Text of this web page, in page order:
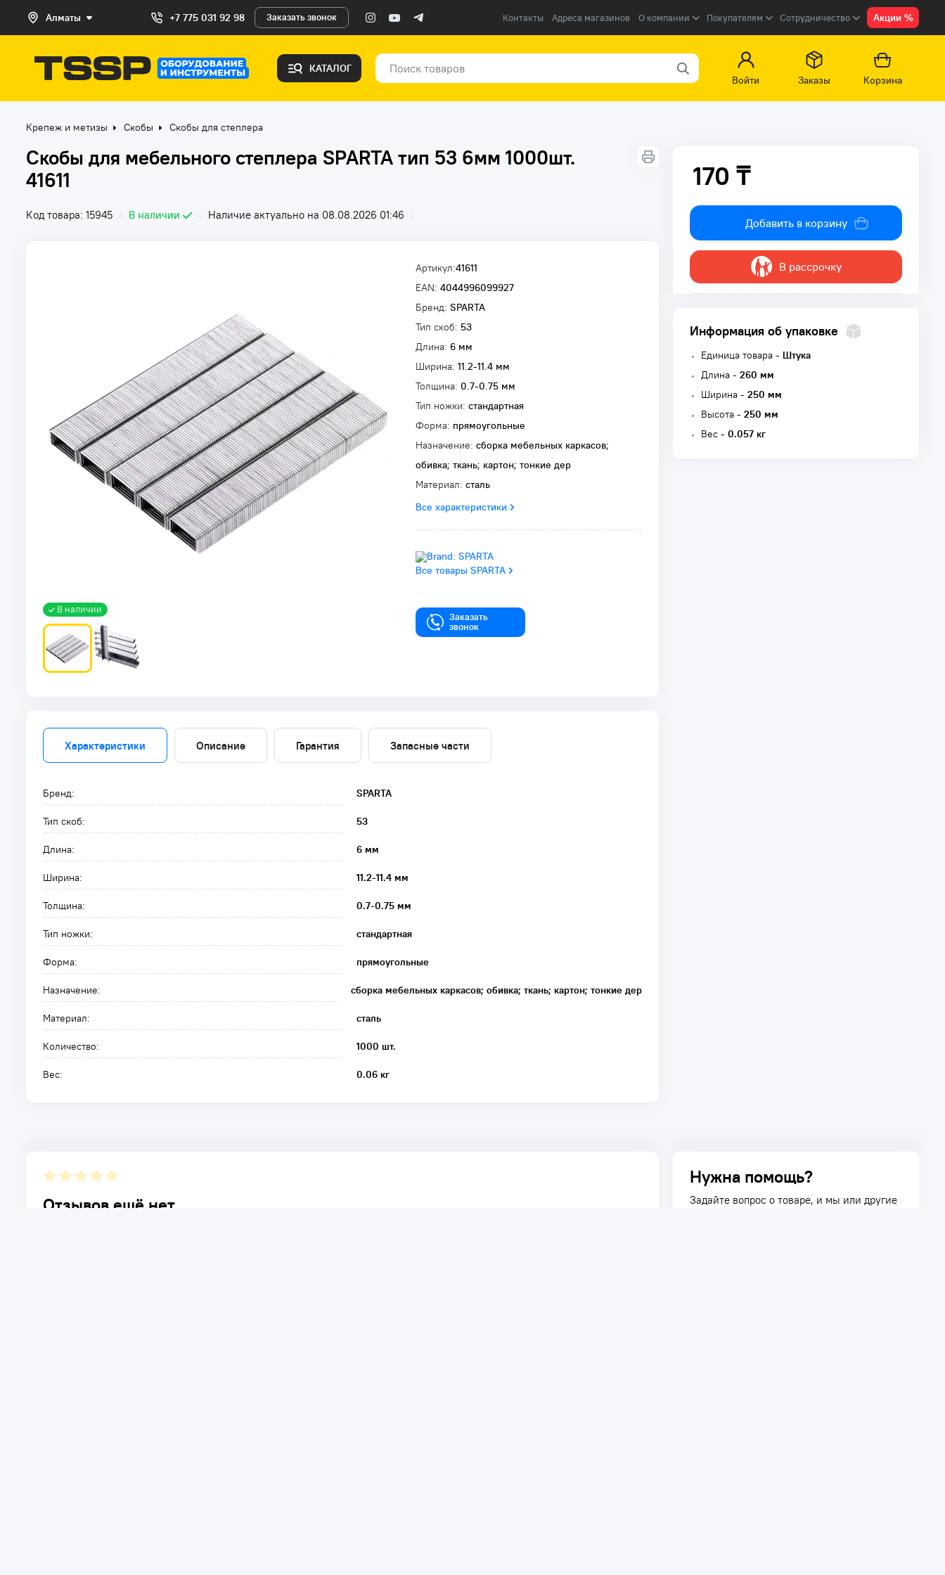
Алматы +7 775 031 92 98 Заказать звонок Контакты Адреса магазинов О компании Покупателям Сотрудничество Акции %
КАТАЛОГ
Войти
Заказы Корзина
Крепеж и метизы Скобы Скобы для степлера
Скобы для мебельного степлера SPARTA тип 53 6мм 1000шт.
41611
Код товара: 15945 • В наличии • Наличие актуально на 08.08.2026 01:46 •
В наличии
Артикул:41611
EAN: 4044996099927
Бренд: SPARTA
Тип скоб: 53
Длина: 6 мм
Ширина: 11.2-11.4 мм
Толщина: 0.7-0.75 мм
Тип ножки: стандартная
Форма: прямоугольные
Назначение: сборка мебельных каркасов;
обивка; ткань; картон; тонкие дер
Материал: сталь
Все характеристики
Все товары SPARTA
Заказать
звонок
170 ₸
170 ₸
Добавить в корзину
В рассрочку
Информация об упаковке
Единица товара - Штука
Длина - 260 мм
Ширина - 250 мм
Высота - 250 мм
Вес - 0.057 кг
Характеристики Описание Гарантия Запасные части
Бренд: SPARTA
Тип скоб: 53
Длина: 6 мм
Ширина: 11.2-11.4 мм
Толщина: 0.7-0.75 мм
Тип ножки: стандартная
Форма: прямоугольные
Назначение: сборка мебельных каркасов; обивка; ткань; картон; тонкие дер
Материал: сталь
Количество: 1000 шт.
Вес: 0.06 кг
Отзывов ещё нет.
Нужна помощь?
Задайте вопрос о товаре, и мы или другие